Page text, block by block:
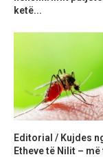
ketë...
Editorial / Kujdes
Etheve të Nilit – më